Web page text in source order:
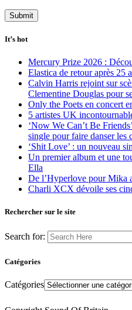
It’s hot
Mercury Prize 2026 :
Elastica de retour après 25
Calvin Harris rejoint sur
Clementine Douglas pour
Only the Poets en concert
5 artistes UK
‘Now We Can’t Be
single pour faire danser les
‘Shit Love’ : un nouveau
Un premier album et une
Ella
De l’Hyperlove pour Mika
Charli XCX dévoile ses
Rechercher sur le site
Search for:
Catégories
Catégories